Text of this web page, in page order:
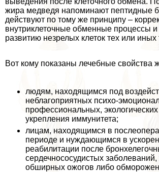
жира медведя напоминают пептидные
действуют по тому же принципу –
внутриклеточные обменные процессы и
развитию незрелых клеток тех или иных
Вот кому показаны лечебные свойства
людям, находящимся под
нeблагоприятных психо-
профессиональных,
укрепления иммунитета;
лицам, находящимся в
периоде и нуждающимся в
реабилитации после
сердечнососудистых
обширных ожогов либо